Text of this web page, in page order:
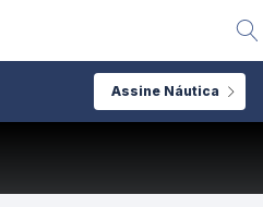
Assine Náutica